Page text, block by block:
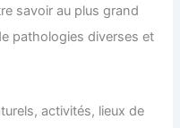
savoir au plus grand
pathologies diverses et
activités, lieux de